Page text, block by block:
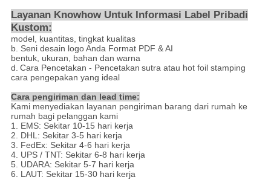
Layanan Knowhow Untuk Informasi Label Pribadi
Kustom:
model, kuantitas, tingkat kualitas
b. Seni desain logo Anda Format PDF & AI
bentuk, ukuran, bahan dan warna
d. Cara Pencetakan - Pencetakan sutra atau hot foil stamping
cara pengepakan yang ideal
Cara pengiriman dan lead time:
Kami menyediakan layanan pengiriman barang dari rumah ke
rumah bagi pelanggan kami
1. EMS: Sekitar 10-15 hari kerja
2. DHL: Sekitar 3-5 hari kerja
3. FedEx: Sekitar 4-6 hari kerja
4. UPS / TNT: Sekitar 6-8 hari kerja
5. UDARA: Sekitar 5-7 hari kerja
6. LAUT: Sekitar 15-30 hari kerja